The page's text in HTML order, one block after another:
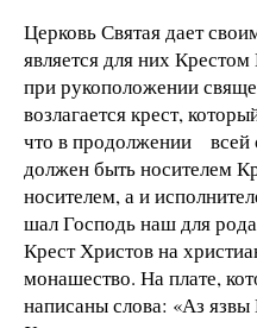
Церковь Святая дает
является для них
при рукоположении
возлагается крест,
что в про­должении
должен быть носителем
носителем, а и
шал Господь наш для рода
Крест Христов на
монашество. На плате,
написаны слова: «Аз